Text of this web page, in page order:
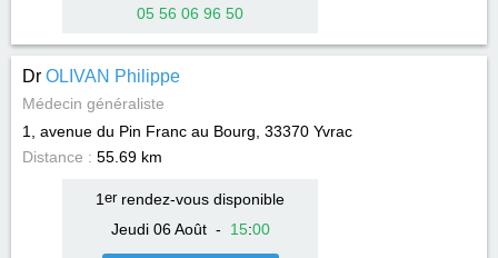
05 56 06 96 50
Dr OLIVAN Philippe
Médecin généraliste
1, avenue du Pin Franc au Bourg, 33370 Yvrac
Distance : 55.69 km
1 errendez-vous disponible
Jeudi 06 Août- 15:00